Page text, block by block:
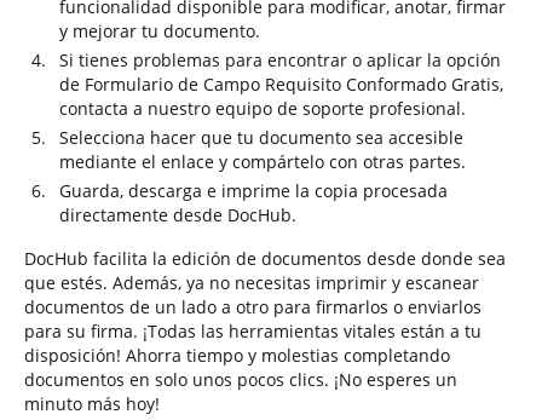
funcionalidad disponible para modificar, anotar, firmar
y mejorar tu documento.
Si tienes problemas para encontrar o aplicar la opción
de Formulario de Campo Requisito Conformado Gratis,
contacta a nuestro equipo de soporte profesional.
Selecciona hacer que tu documento sea accesible
mediante el enlace y compártelo con otras partes.
Guarda, descarga e imprime la copia procesada
directamente desde DocHub.
DocHub facilita la edición de documentos desde donde sea
que estés. Además, ya no necesitas imprimir y escanear
documentos de un lado a otro para firmarlos o enviarlos
para su firma. ¡Todas las herramientas vitales están a tu
disposición! Ahorra tiempo y molestias completando
documentos en solo unos pocos clics. ¡No esperes un
minuto más hoy!